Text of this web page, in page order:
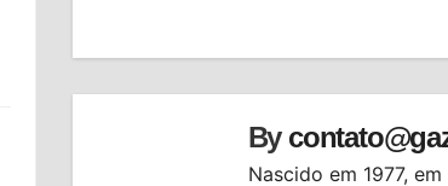
By
Nascido em 1977,